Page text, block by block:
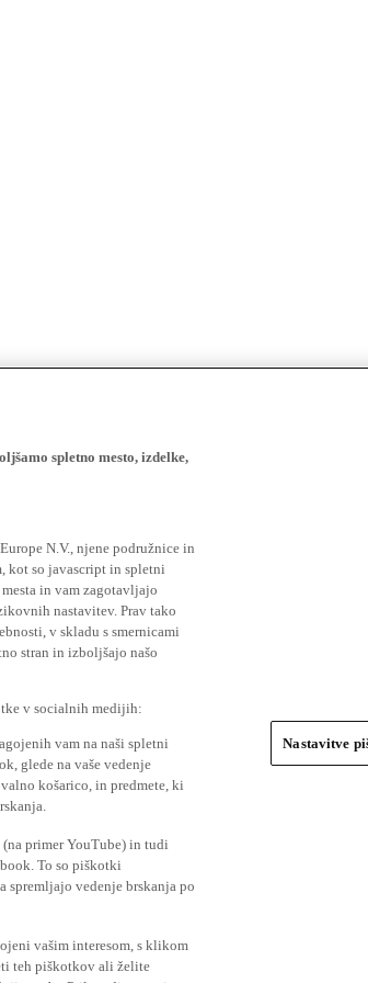
spletno mesto, izdelke,
N.V., njene podružnice in
kot so javascript in spletni
in vam zagotavljajo
nastavitev. Prav tako
v skladu s smernicami
stran in izboljšajo našo
v socialnih medijih:
vam na naši spletni
glede na vaše vedenje
košarico, in predmete, ki
primer YouTube) in tudi
To so piškotki
vedenje brskanja po
vašim interesom, s klikom
teh piškotkov ali želite
Nastavitve